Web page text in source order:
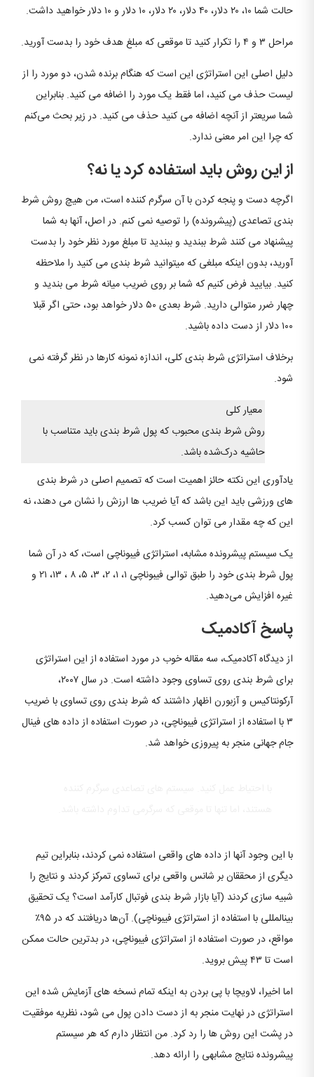
حالت شما ۱۰، ۲۰ دلار، ۴۰ دلار، ۲۰ دلار، ۱۰ دلار و ۱۰ دلار خواهید داشت.
مراحل ۳ و ۴ را تکرار کنید تا موقعی که مبلغ هدف خود را بدست آورید.
دلیل اصلی این استراتژی این است که هنگام برنده شدن، دو مورد را از
لیست حذف می کنید، اما فقط یک مورد را اضافه می کنید. بنابراین
شما سریعتر از آنچه اضافه می کنید حذف می کنید. در زیر بحث می‌کنم
که چرا این امر معنی ندارد.
از این روش باید استفاده کرد یا نه؟
اگرچه دست و پنجه کردن با آن سرگرم کننده است، من هیچ روش شرط
بندی تصاعدی (پیشرونده) را توصیه نمی کنم. در اصل، آنها به شما
پیشنهاد می کنند شرط ببندید و ببندید تا مبلغ مورد نظر خود را بدست
آورید، بدون اینکه مبلغی که میتوانید شرط بندی می کنید را ملاحظه
کنید. بیایید فرض کنیم که شما بر روی ضریب میانه شرط می بندید و
چهار ضرر متوالی دارید. شرط بعدی ۵۰ دلار خواهد بود، حتی اگر قبلا
۱۰۰ دلار از دست داده باشید.
برخلاف استراتژی شرط بندی کلی، اندازه نمونه کارها در نظر گرفته نمی
شود.
معیار کلی
روش شرط بندی محبوب که پول شرط بندی باید متناسب با
حاشیه درک‌شده باشد.
یادآوری این نکته حائز اهمیت است که تصمیم اصلی در شرط بندی
های ورزشی باید این باشد که آیا ضریب ها ارزش را نشان می دهند، نه
این که چه مقدار می توان کسب کرد.
یک سیستم پیشرونده مشابه، استراتژی فیبوناچی است، که در آن شما
پول شرط بندی خود را طبق توالی فیبوناچی ۱، ۱، ۲، ۳، ۵، ۸ ، ۱۳، ۲۱ و
غیره افزایش می‌دهید.
پاسخ آکادمیک
از دیدگاه آکادمیک، سه مقاله خوب در مورد استفاده از این استراتژی
برای شرط بندی روی تساوی وجود داشته است. در سال ۲۰۰۷،
آرکونتاکیس و آزبورن اظهار داشتند که شرط بندی روی تساوی با ضریب
۳ با استفاده از استراتژی فیبوناچی، در صورت استفاده از داده های فینال
جام جهانی منجر به پیروزی خواهد شد.
با این وجود آنها از داده های واقعی استفاده نمی کردند، بنابراین تیم
دیگری از محققان بر شانس واقعی برای تساوی تمرکز کردند و نتایج را
شبیه سازی کردند (آیا بازار شرط بندی فوتبال کارآمد است؟ یک تحقیق
بینالمللی با استفاده از استراتژی فیبوناچی). آن‌ها دریافتند که در ۹۵٪
مواقع، در صورت استفاده از استراتژی فیبوناچی، در بدترین حالت ممکن
است تا ۴۳ پیش بروید.
اما اخیرا، لاویچا با پی بردن به اینکه تمام نسخه های آزمایش شده این
استراتژی در نهایت منجر به از دست دادن پول می شود، نظریه موفقیت
در پشت این روش ها را رد کرد. من انتظار دارم که هر سیستم
پیشرونده نتایج مشابهی را ارائه دهد.